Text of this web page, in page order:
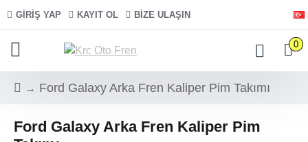
GIRIŞ YAP KAYIT OL BIZE ULAŞIN
0
Ford Galaxy Arka Fren Kaliper Pim Takımı
Ford Galaxy Arka Fren Kaliper Pim